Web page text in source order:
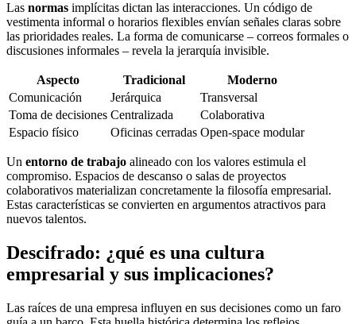
Las normas implícitas dictan las interacciones. Un código de
vestimenta informal o horarios flexibles envían señales claras sobre
las prioridades reales. La forma de comunicarse – correos formales o
discusiones informales – revela la jerarquía invisible.
Aspecto Tradicional
Moderno
Comunicación
Jerárquica
Transversal
Toma de decisiones Centralizada
Colaborativa
Espacio físico
Oficinas cerradas Open-space modular
Un entorno de trabajo alineado con los valores estimula el
compromiso. Espacios de descanso o salas de proyectos
colaborativos materializan concretamente la filosofía empresarial.
Estas características se convierten en argumentos atractivos para
nuevos talentos.
Descifrado: ¿qué es una cultura
empresarial y sus implicaciones?
Las raíces de una empresa influyen en sus decisiones como un faro